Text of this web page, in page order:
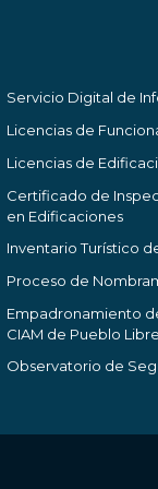
Servicio Digital de
Licencias de
Licencias de
Certificado de
en Edificaciones
Inventario Turístico
Proceso de
Empadronamiento
CIAM de Pueblo Libre
Observatorio de